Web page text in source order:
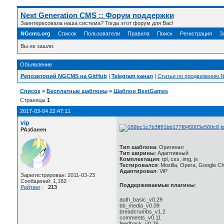
Next Generation CMS :: Форум поддержки
Заинтересовала наша система? Тогда этот форум для Вас!
NGcms.org
Список Пользователи Правила Поиск Регистрация
Вы не зашли.
Объявление
Репозиторий NGCMS на GitHub| Telegram канал| Статьи по продвижению
Список » Бесплатные шаблоны » Шаблон BestGames
Страницы 1
2017-03-04 22:47:11
vip
РАзбанен
Зарегистрирован: 2011-03-23
Сообщений: 1,182
Рейтинг: 213
Тип шаблона: Оригинал
Тип ширины: Адаптивный
Комплектация: tpl, css, img, js
Тестировался: Mozilla, Opera, Google
Адаптировал: ViP
Поддерживаемые плагины:
auth_basic_v0.29
bb_media_v0.09
breadcrumbs_v1.2
comments_v0.11